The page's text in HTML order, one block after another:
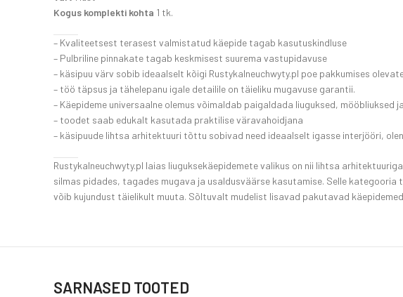
Kogus komplekti kohta 1 tk.
– Kvaliteetsest terasest valmistatud käepide tagab kasutuskindluse
– Pulbriline pinnakate tagab keskmisest suurema vastupidavuse
– käsipuu värv sobib ideaalselt kõigi Rustykalneuchwyty.pl poe pakkumises
– töö täpsus ja tähelepanu igale detailile on täieliku mugavuse garantii.
– Käepideme universaalne olemus võimaldab paigaldada liuguksed, mööbliuksed
– toodet saab edukalt kasutada praktilise väravahoidjana
– käsipuude lihtsa arhitektuuri tõttu sobivad need ideaalselt igasse interjööri,
Rustykalneuchwyty.pl laias liuguksekäepidemete valikus on nii lihtsa
silmas pidades, tagades mugava ja usaldusväärse kasutamise. Selle
võib kujundust täielikult muuta. Sõltuvalt mudelist lisavad pakutavad
SARNASED TOOTED